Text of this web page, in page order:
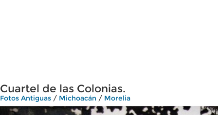
Cuartel de las Colonias.
Fotos Antiguas / Michoacán / Morelia